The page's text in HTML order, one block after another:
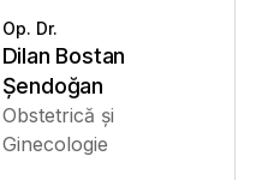
Op. Dr.
Dilan Bostan
Şendoğan
Obstetrică și
Ginecologie